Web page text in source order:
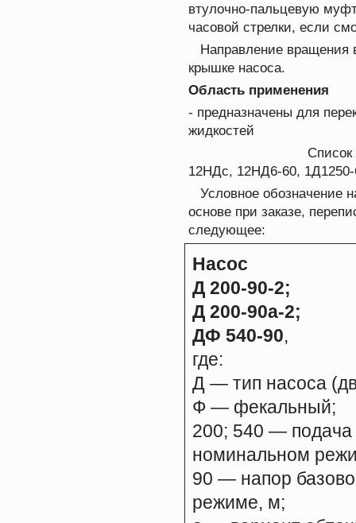
втулочно-пальцевую
часовой стрелки, если
Направление вращения
крышке насоса.
Область применения
- предназначены для
жидкостей
12НДс, 12НД6-60,
Условное обозначение
основе при заказе,
следующее:
Насос
Д 200-90-2;
Д 200-90а-2;
ДФ 540-90,
где:
Д — тип насоса
Ф — фекальный;
200; 540 — подача
номинальном
90 — напор
режиме, м;